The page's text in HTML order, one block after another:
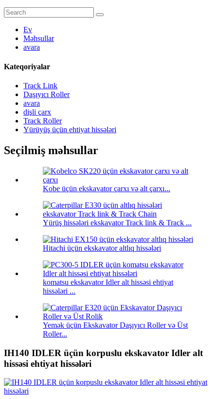
Ev
Məhsullar
avara
Kateqoriyalar
Track Link
Daşıyıcı Roller
avara
dişli çarx
Track Roller
Yürüyüş üçün ehtiyat hissələri
Seçilmiş məhsullar
Kobe üçün ekskavator çarxı və alt çarxı...
Yürüş hissələri ekskavator Track link & Track ...
Hitachi üçün ekskavator altlıq hissələri
komatsu ekskavator Idler alt hissəsi ehtiyat
hissələri ...
Yemək üçün Ekskavator Daşıyıcı Roller və Üst
Roller...
IH140 IDLER üçün korpuslu ekskavator Idler alt
hissəsi ehtiyat hissələri